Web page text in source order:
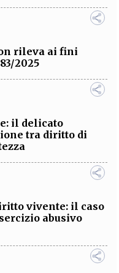
rileva ai fini
2025
il delicato
tra diritto di
vivente: il caso
abusivo